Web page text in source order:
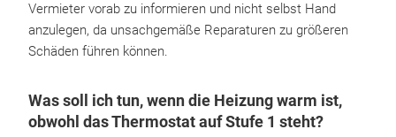
Vermieter vorab zu informieren und nicht selbst Hand
anzulegen, da unsachgemäße Reparaturen zu größeren
Schäden führen können.
Was soll ich tun, wenn die Heizung warm ist,
obwohl das Thermostat auf Stufe 1 steht?